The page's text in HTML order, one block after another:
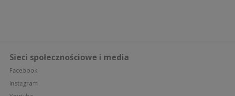
Sieci społecznościowe i media
Facebook
Instagram